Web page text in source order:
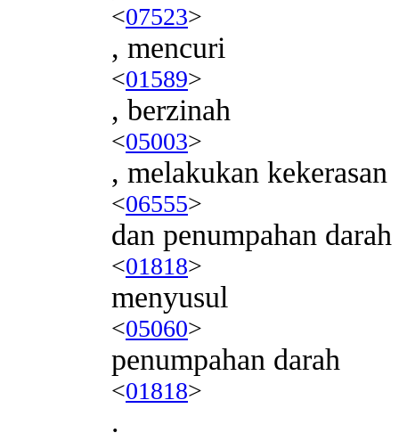
<07523>
, mencuri
<01589>
, berzinah
<05003>
, melakukan kekerasan
<06555>
dan penumpahan darah
<01818>
menyusul
<05060>
penumpahan darah
<01818>
.